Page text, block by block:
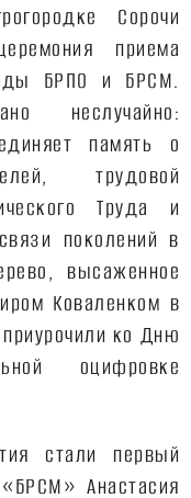
Сорочи
приема
БРПО и БРСМ.
неслучайно:
память о
трудовой
Труда и
поколений в
высаженное
Коваленком в
ко Дню
оцифровке
стали первый
Анастасия